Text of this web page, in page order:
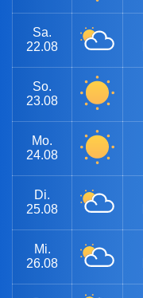
Sa.
22.08
So.
23.08
Mo.
24.08
Di.
25.08
Mi.
26.08